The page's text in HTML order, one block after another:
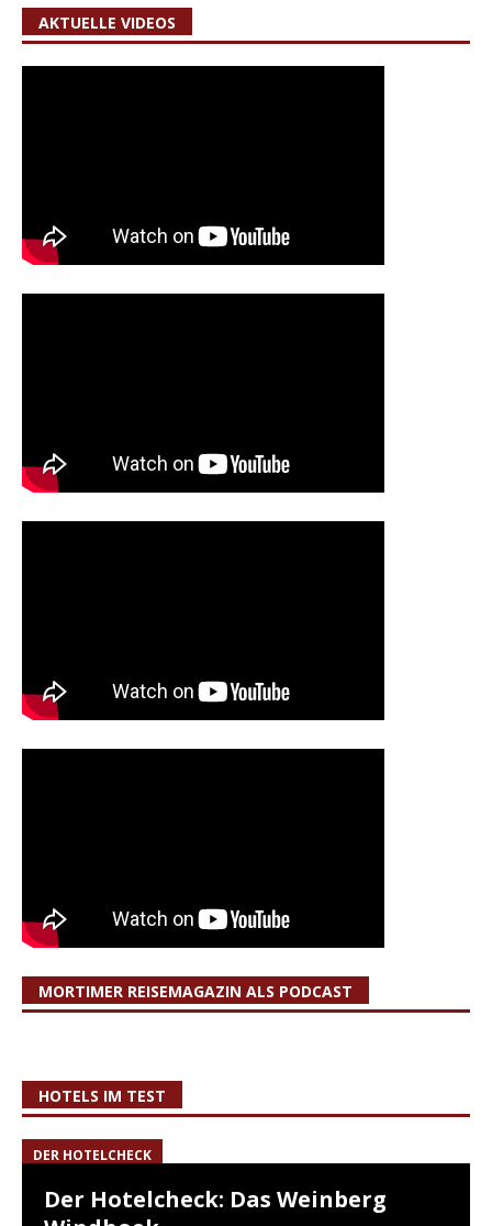
AKTUELLE VIDEOS
MORTIMER REISEMAGAZIN ALS PODCAST
HOTELS IM TEST
DER HOTELCHECK
Der Hotelcheck: Das Weinberg